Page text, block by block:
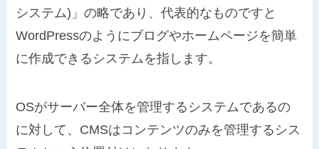
システム)」の略であり、代表的なものですと
WordPressのようにブログやホームページを簡単
に作成できるシステムを指します。
OSがサーバー全体を管理するシステムであるの
に対して、CMSはコンテンツのみを管理するシス